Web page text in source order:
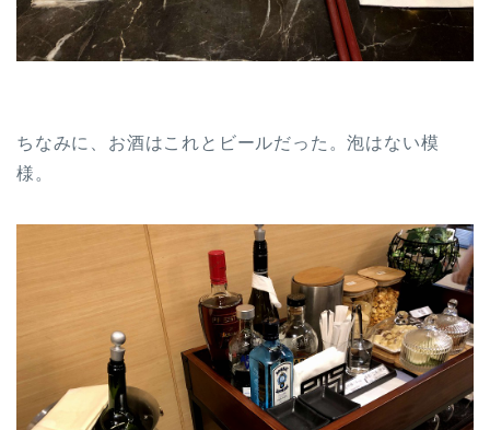
ちなみに、お酒はこれとビールだった。泡はない模
様。